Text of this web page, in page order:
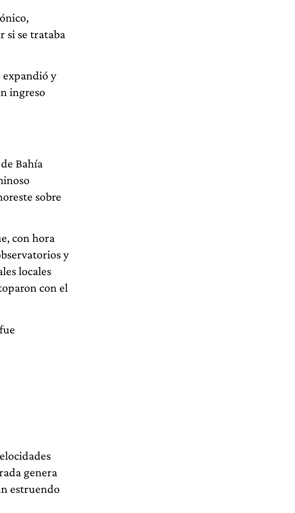
si se trataba
y
ingreso
Bahía
sobre
con hora
y
locales
con el
genera
estruendo